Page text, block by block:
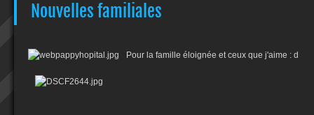
Nouvelles familiales
Pour la famille éloignée et ceux que j'aime : d